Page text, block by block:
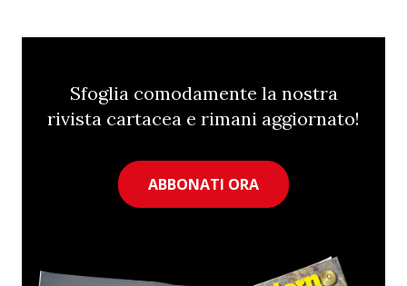
Sfoglia comodamente la nostra
rivista cartacea e rimani aggiornato!
ABBONATI ORA